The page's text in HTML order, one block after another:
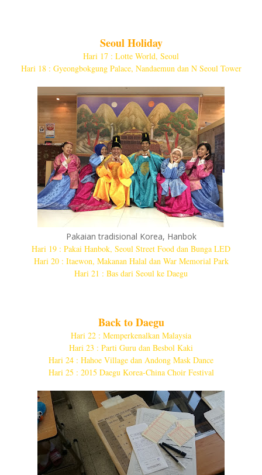
Seoul Holiday
Hari 17 : Lotte World, Seoul
Hari 18 : Gyeongbokgung Palace, Nandaemun dan N Seoul Tower
Pakaian tradisional Korea, Hanbok
Hari 19 : Pakai Hanbok, Seoul Street Food dan Bunga LED
Hari 20 : Itaewon, Makanan Halal dan War Memorial Park
Hari 21 : Bas dari Seoul ke Daegu
Back to Daegu
Hari 22 : Memperkenalkan Malaysia
Hari 23 : Parti Guru dan Besbol Kaki
Hari 24 : Hahoe Village dan Andong Mask Dance
Hari 25 : 2015 Daegu Korea-China Choir Festival